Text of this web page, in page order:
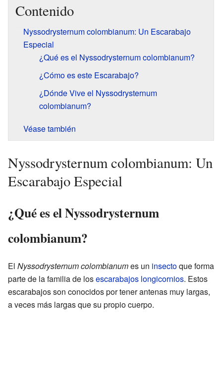
Contenido
Nyssodrysternum colombianum: Un Escarabajo
Especial
¿Qué es el Nyssodrysternum colombianum?
¿Cómo es este Escarabajo?
¿Dónde Vive el Nyssodrysternum
colombianum?
Véase también
Nyssodrysternum colombianum: Un
Escarabajo Especial
¿Qué es el Nyssodrysternum
colombianum?
El Nyssodrysternum colombianumes un insectoque forma
parte de la familia de losescarabajos longicornios. Estos
escarabajos son conocidos por tener antenas muy largas,
a veces más largas que su propio cuerpo.